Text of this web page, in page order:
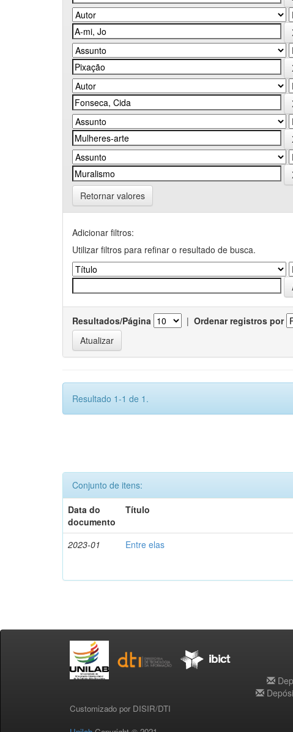
Retornar valores
Adicionar filtros:
Utilizar filtros para refinar o resultado de busca.
Resultados/Página | Ordenar registros por
Resultado 1-1 de 1.
Conjunto de itens:
Data do
documento
Título
2023-01 Entre elas
Customizado por DISIR/DTI